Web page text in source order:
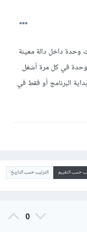
داخل دالة معينة
في كل مرة أشغل
البرنامج أو فقط في
حسب التقييم الترتيب حسب التاريخ
0